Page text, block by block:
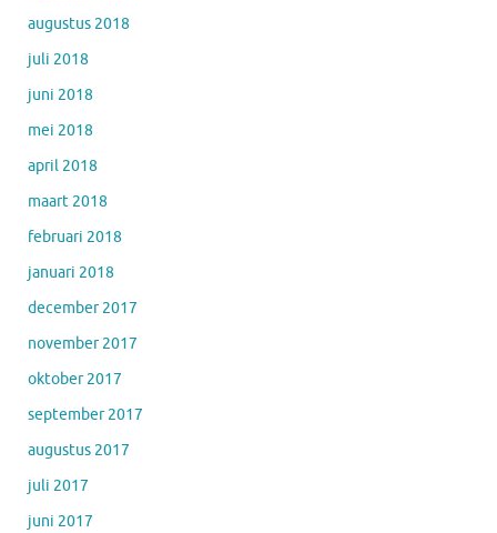
augustus 2018
juli 2018
juni 2018
mei 2018
april 2018
maart 2018
februari 2018
januari 2018
december 2017
november 2017
oktober 2017
september 2017
augustus 2017
juli 2017
juni 2017